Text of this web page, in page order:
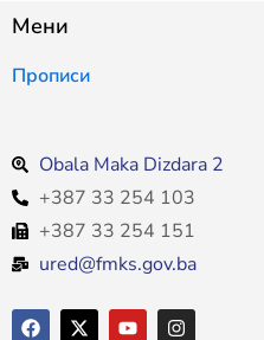
Мени
Прописи
Obala Maka Dizdara 2
+387 33 254 103
+387 33 254 151
ured@fmks.gov.ba